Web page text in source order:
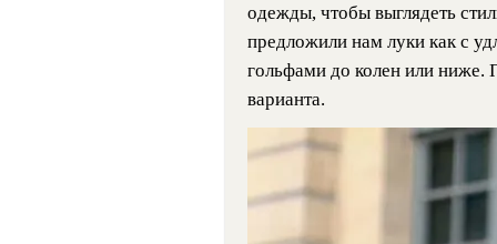
одежды, чтобы выглядеть
предложили нам луки как с
гольфами до колен или
варианта.